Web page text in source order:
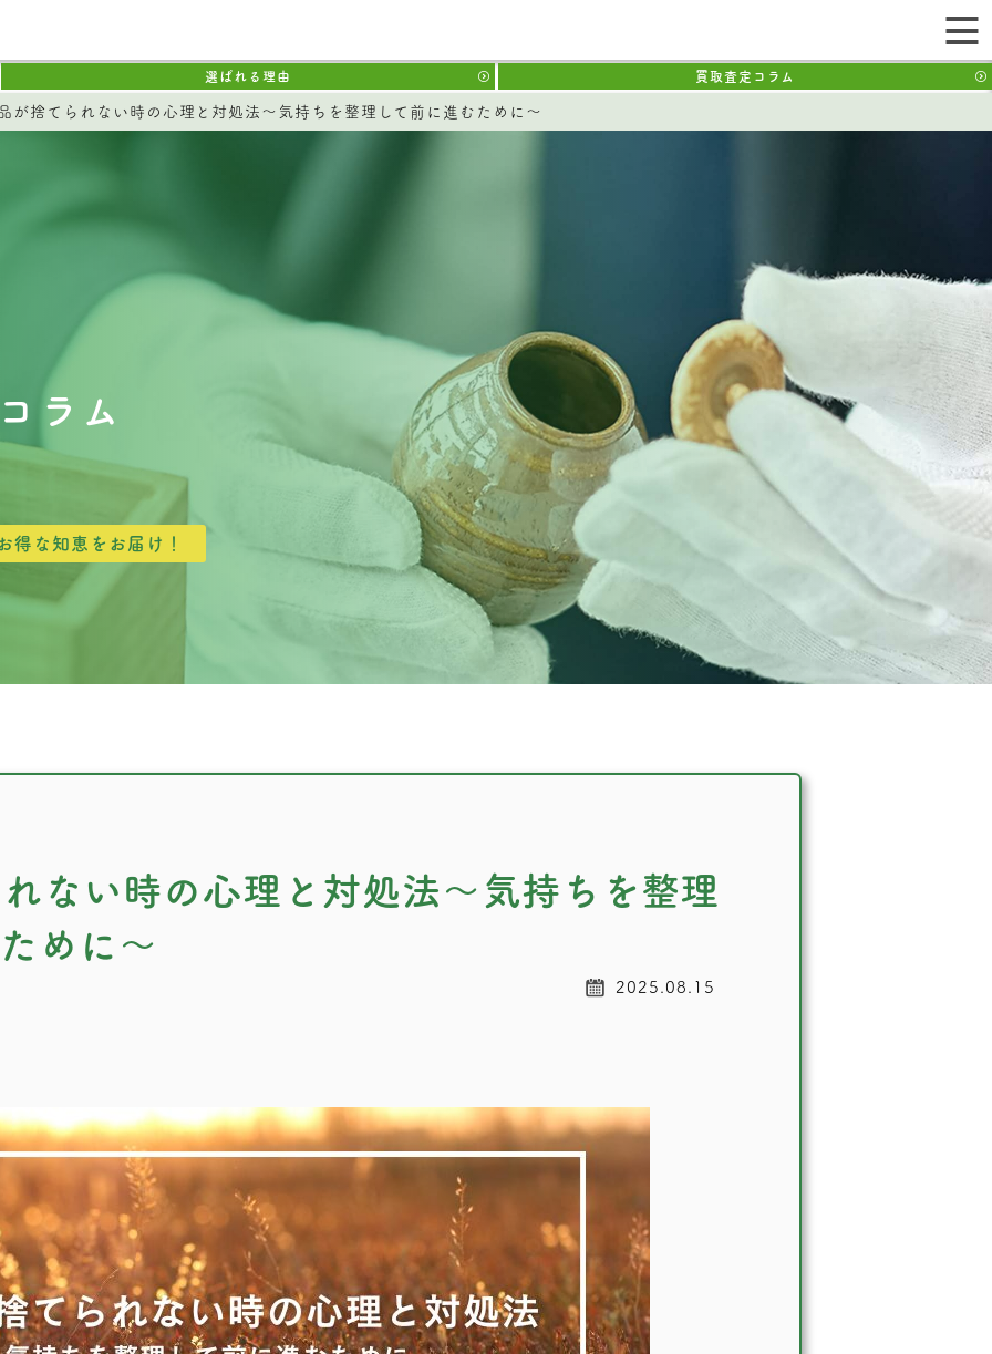
選ばれる理由 買取査定コラム
が捨てられない時の心理と対処法～気持ちを整理して前に進むために～
ラム
得な知恵をお届け！
ない時の心理と対処法～気持ちを整理
めに～
2025.08.15